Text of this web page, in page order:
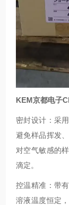
KEM京都电子
密封设计：采
避免样品挥发
对空气敏感的
滴定。
控温精准：带
溶液温度恒定